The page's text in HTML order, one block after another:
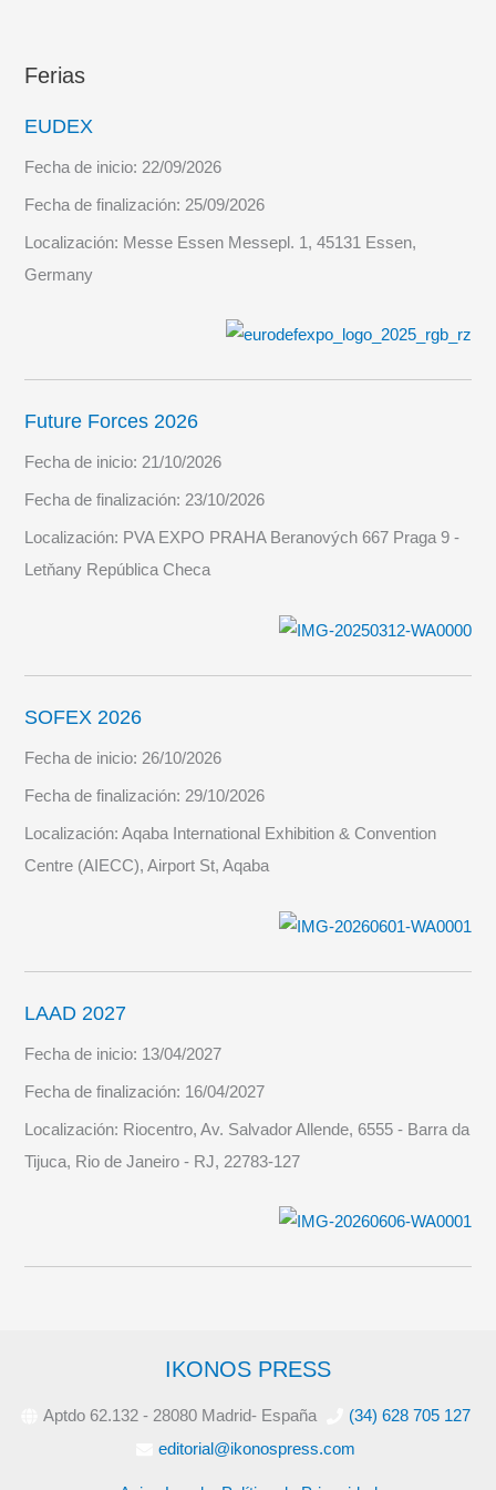
Ferias
EUDEX
Fecha de inicio: 22/09/2026
Fecha de finalización: 25/09/2026
Localización: Messe Essen Messepl. 1, 45131 Essen,
Germany
Future Forces 2026
Fecha de inicio:21/10/2026
Fecha de finalización:23/10/2026
Localización: PVA EXPO PRAHA Beranových 667 Praga 9 -
Letňany República Checa
SOFEX 2026
Fecha de inicio: 26/10/2026
Fecha de finalización: 29/10/2026
Localización:Aqaba International Exhibition & Convention
Centre (AIECC), Airport St, Aqaba
LAAD 2027
Fecha de inicio: 13/04/2027
Fecha de finalización: 16/04/2027
Localización: Riocentro, Av. Salvador Allende, 6555 - Barra da
Tijuca, Rio de Janeiro - RJ, 22783-127
IKONOS PRESS
Aptdo 62.132 - 28080 Madrid- España
(34) 628 705 127
editorial@ikonospress.com